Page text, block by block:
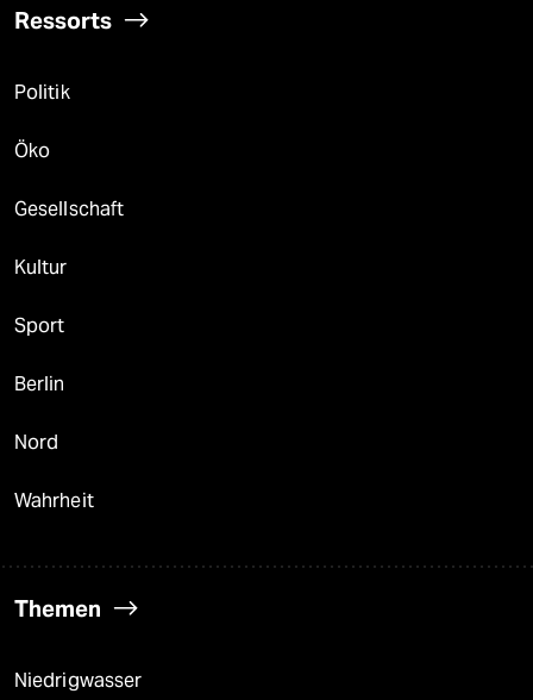
Ressorts
Politik
Öko
Gesellschaft
Kultur
Sport
Berlin
Nord
Wahrheit
Themen
Niedrigwasser